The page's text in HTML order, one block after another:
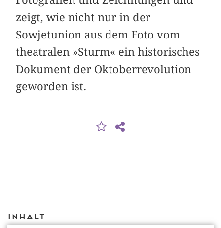
zeigt, wie nicht nur in der
Sowjetunion aus dem Foto vom
theatralen »Sturm« ein historisches
Dokument der Oktober­revolution
geworden ist.
Inhalt